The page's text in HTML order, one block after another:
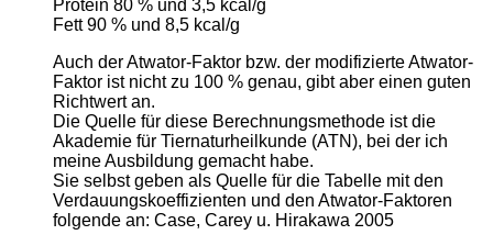
Protein 80 % und 3,5 kcal/g
Fett 90 % und 8,5 kcal/g
Auch der Atwator-Faktor bzw. der modifizierte Atwator-
Faktor ist nicht zu 100 % genau, gibt aber einen guten
Richtwert an.
Die Quelle für diese Berechnungsmethode ist die
Akademie für Tiernaturheilkunde (ATN), bei der ich
meine Ausbildung gemacht habe.
Sie selbst geben als Quelle für die Tabelle mit den
Verdauungskoeffizienten und den Atwator-Faktoren
folgende an: Case, Carey u. Hirakawa 2005